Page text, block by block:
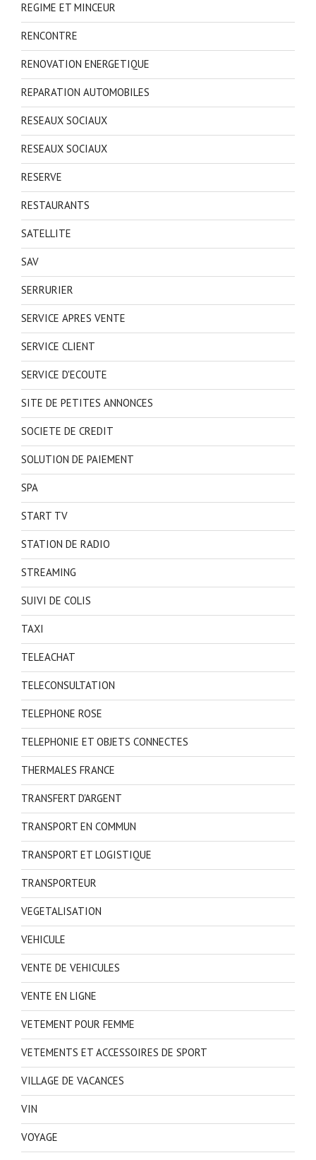
REGIME ET MINCEUR
RENCONTRE
RENOVATION ENERGETIQUE
REPARATION AUTOMOBILES
RESEAUX SOCIAUX
RESEAUX SOCIAUX
RESERVE
RESTAURANTS
SATELLITE
SAV
SERRURIER
SERVICE APRES VENTE
SERVICE CLIENT
SERVICE D'ECOUTE
SITE DE PETITES ANNONCES
SOCIETE DE CREDIT
SOLUTION DE PAIEMENT
SPA
START TV
STATION DE RADIO
STREAMING
SUIVI DE COLIS
TAXI
TELEACHAT
TELECONSULTATION
TELEPHONE ROSE
TELEPHONIE ET OBJETS CONNECTES
THERMALES FRANCE
TRANSFERT D'ARGENT
TRANSPORT EN COMMUN
TRANSPORT ET LOGISTIQUE
TRANSPORTEUR
VEGETALISATION
VEHICULE
VENTE DE VEHICULES
VENTE EN LIGNE
VETEMENT POUR FEMME
VETEMENTS ET ACCESSOIRES DE SPORT
VILLAGE DE VACANCES
VIN
VOYAGE